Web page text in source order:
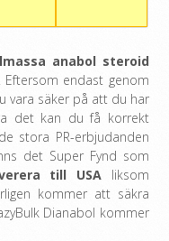
anabol steroid
. Eftersom endast genom
vara säker på att du har
det kan du få korrekt
stora PR-erbjudanden
det Super Fynd som
till USAliksom
kommer att säkra
Dianabol kommer